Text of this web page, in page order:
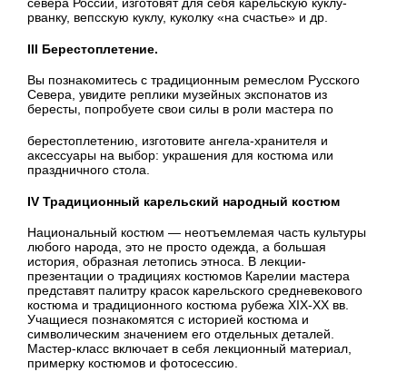
рванку, вепсскую куклу, куколку «на счастье» и др.
III Берестоплетение.
Вы познакомитесь с традиционным ремеслом Русского
Севера, увидите реплики музейных экспонатов из
бересты, попробуете свои силы в роли мастера по
берестоплетению, изготовите ангела-хранителя и
аксессуары на выбор: украшения для костюма или
праздничного стола.
IV Традиционный карельский народный костюм
Национальный костюм — неотъемлемая часть культуры
любого народа, это не просто одежда, а большая
история, образная летопись этноса. В лекции-
презентации о традициях костюмов Карелии мастера
представят палитру красок карельского средневекового
костюма и традиционного костюма рубежа XIX-XX вв.
Учащиеся познакомятся с историей костюма и
символическим значением его отдельных деталей.
Мастер-класс включает в себя лекционный материал,
примерку костюмов и фотосессию.